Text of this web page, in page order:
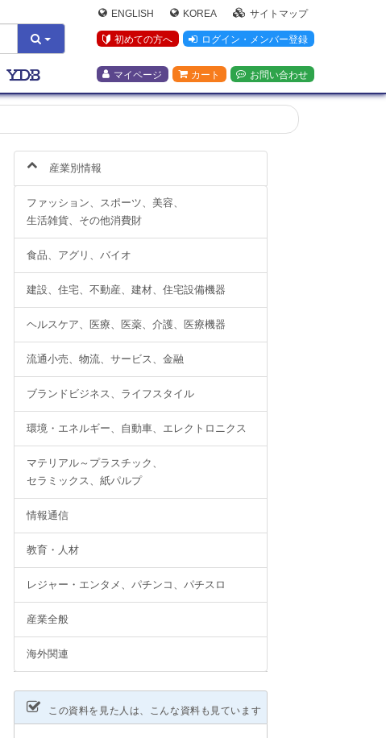
ENGLISH KOREA サイトマップ
初めての方へ ログイン・メンバー登録
マイページ カート お問い合わせ
産業別情報
ファッション、スポーツ、美容、
生活雑貨、その他消費財
食品、アグリ、バイオ
建設、住宅、不動産、建材、住宅設備機器
ヘルスケア、医療、医薬、介護、医療機器
流通小売、物流、サービス、金融
ブランドビジネス、ライフスタイル
環境・エネルギー、自動車、エレクトロニクス
マテリアル～プラスチック、
セラミックス、紙パルプ
情報通信
教育・人材
レジャー・エンタメ、パチンコ、パチスロ
産業全般
海外関連
この資料を見た人は、こんな資料も見ています